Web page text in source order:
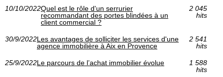
10/10/2022Quel est le rôle d'un serrurier
recommandant des portes blindées à un
client commercial ?
2 045
hits
30/9/2022Les avantages de solliciter les services d'une
agence immobilière à Aix en Provence
2 541
hits
25/9/2022Le parcours de l’achat immobilier évolue
1 588
hits